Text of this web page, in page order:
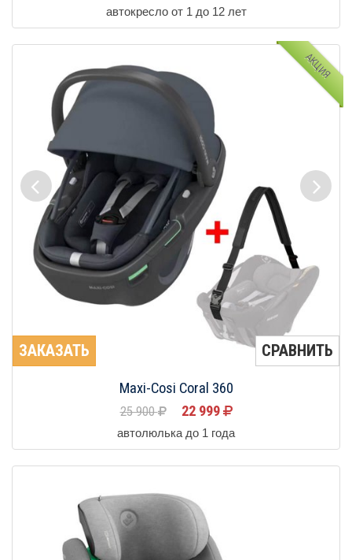
автокресло от 1 до 12 лет
АКЦИЯ
ЗАКАЗАТЬ СРАВНИТЬ
Maxi-Cosi Coral 360
25 900 22 999
автолюлька до 1 года